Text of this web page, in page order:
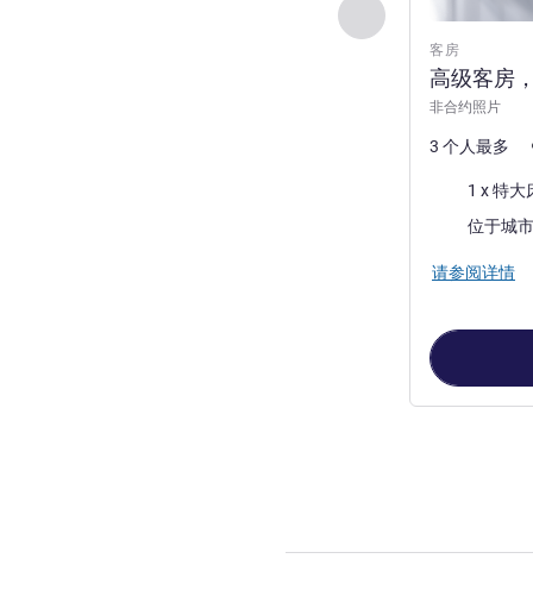
上一个 - 客房
客房
高级客房
非合约照片
3 个人最多
床上用品1 x 特大
位于城
请参阅详情